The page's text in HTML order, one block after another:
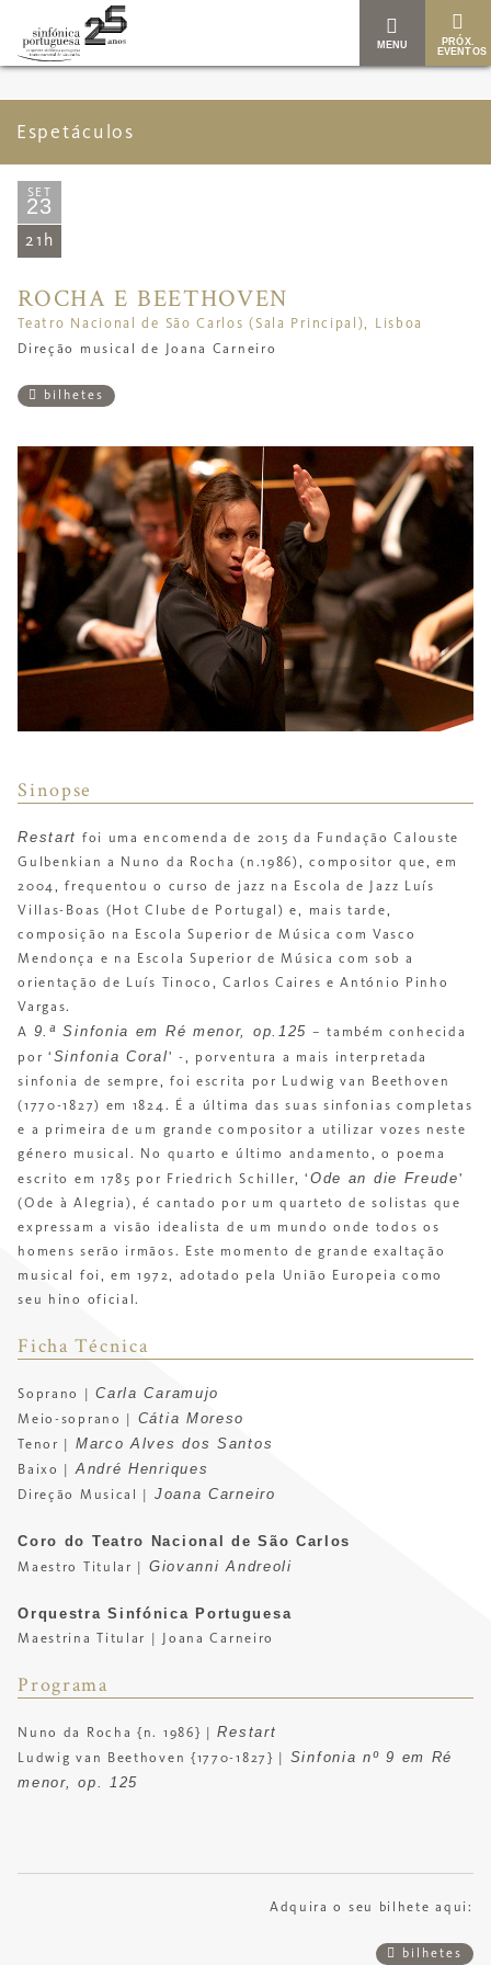
MENU
PRÓX.
EVENTOS
Espetáculos
SET
23
21h
ROCHA E BEETHOVEN
Teatro Nacional de São Carlos (Sala Principal), Lisboa
Direção musical de Joana Carneiro
bilhetes
Sinopse
Restart foi uma encomenda de 2015 da Fundação Calouste
Gulbenkian a Nuno da Rocha (n.1986), compositor que, em
2004, frequentou o curso de jazz na Escola de Jazz Luís
Villas-Boas (Hot Clube de Portugal) e, mais tarde,
composição na Escola Superior de Música com Vasco
Mendonça e na Escola Superior de Música com sob a
orientação de Luís Tinoco, Carlos Caires e António Pinho
Vargas.
A 9.ª Sinfonia em Ré menor, op.125 – também conhecida
por ‘ Sinfonia Coral’ -, porventura a mais interpretada
sinfonia de sempre, foi escrita por Ludwig van Beethoven
(1770-1827) em 1824. É a última das suas sinfonias completas
e a primeira de um grande compositor a utilizar vozes neste
género musical. No quarto e último andamento, o poema
escrito em 1785 por Friedrich Schiller, ‘ Ode an die Freude’
(Ode à Alegria), é cantado por um quarteto de solistas que
expressam a visão idealista de um mundo onde todos os
homens serão irmãos. Este momento de grande exaltação
musical foi, em 1972, adotado pela União Europeia como
seu hino oficial.
Ficha Técnica
Soprano |Carla Caramujo
Meio-soprano | Cátia Moreso
Tenor | Marco Alves dos Santos
Baixo |André Henriques
Direção Musical | Joana Carneiro
Coro do Teatro Nacional de São Carlos
Maestro Titular | Giovanni Andreoli
Orquestra Sinfónica Portuguesa
Maestrina Titular | Joana Carneiro
Programa
Nuno da Rocha {n. 1986} |Restart
Ludwig van Beethoven {1770-1827} | Sinfonia nº 9 em Ré
menor, op. 125
Adquira o seu bilhete aqui:
bilhetes